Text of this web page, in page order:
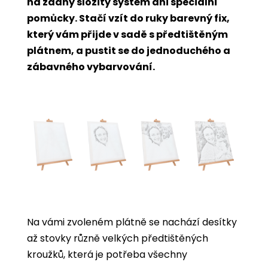
pomůcky. Stačí vzít do ruky barevný fix,
který vám přijde v sadě s předtištěným
plátnem, a pustit se do jednoduchého a
zábavného vybarvování.
Na vámi zvoleném plátně se nachází desítky
až stovky různě velkých předtištěných
kroužků, která je potřeba všechny